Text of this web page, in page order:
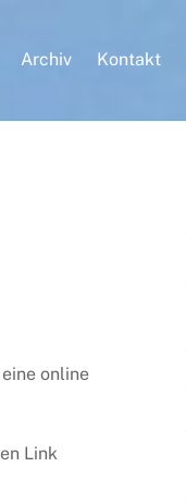
Archiv Kontakt
online
Link